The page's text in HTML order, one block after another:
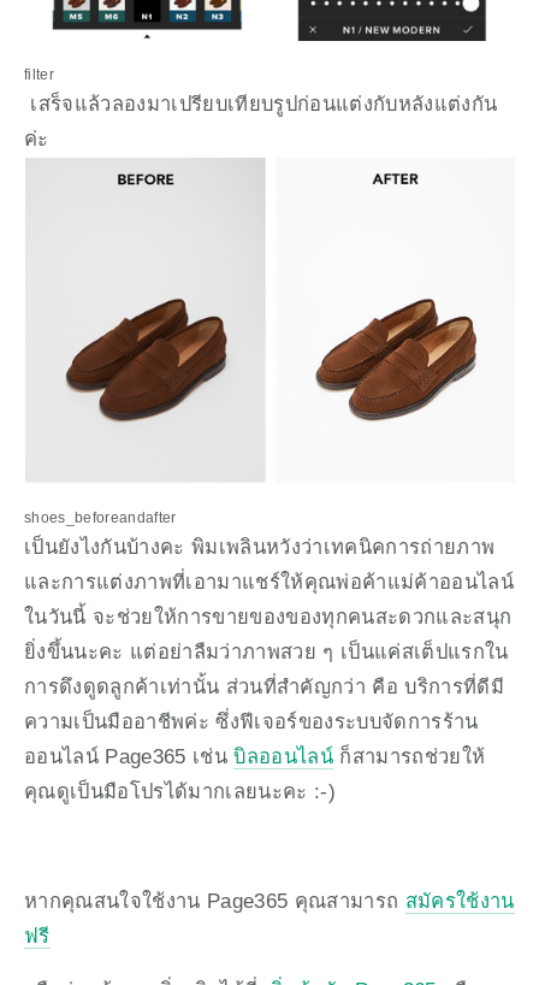
filter
ค่ะ
shoes_beforeandafter
เป็นยังไงกันบ้างคะ พิมเพลินหวังว่าเทคนิคการถ่ายภาพ
และการแต่งภาพที่เอามาแชร์ให้คุณพ่อค้าแม่ค้าออนไลน์
ในวันนี้ จะช่วยให้การขายของของทุกคนสะดวกและสนุก
ยิ่งขึ้นนะคะ แต่อย่าลืมว่าภาพสวย ๆ เป็นแค่สเต็ปแรกใน
การดึงดูดลูกค้าเท่านั้น ส่วนที่สำคัญกว่า คือ บริการที่ดีมี
ความเป็นมืออาชีพค่ะ ซึ่งฟีเจอร์ของระบบจัดการร้าน
ออนไลน์ Page365 เช่น บิลออนไลน์ ก็สามารถช่วยให้
คุณดูเป็นมือโปรได้มากเลยนะคะ :-)
หากคุณสนใจใช้งาน Page365 คุณสามารถ สมัครใช้งาน
ฟรี